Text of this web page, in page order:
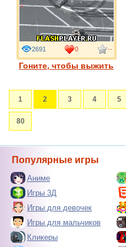
Гоните, чтобы выжить
2691 0 --
1 2 3 4 5
80
Популярные игры
Аниме
Игры 3Д
Игры для девочек
Игры для мальчиков
Кликеры